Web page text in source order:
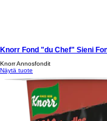
Knorr Fond "du Chef" Sieni
Knorr Annosfondit
Näytä tuote